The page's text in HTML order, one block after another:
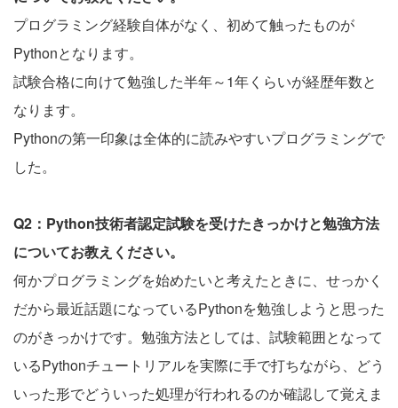
プログラミング経験自体がなく、初めて触ったものが
Pythonとなります。
試験合格に向けて勉強した半年～1年くらいが経歴年数と
なります。
Pythonの第一印象は全体的に読みやすいプログラミングで
した。
Q2：Python技術者認定試験を受けたきっかけと勉強方法
についてお教えください。
何かプログラミングを始めたいと考えたときに、せっかく
だから最近話題になっているPythonを勉強しようと思った
のがきっかけです。勉強方法としては、試験範囲となって
いるPythonチュートリアルを実際に手で打ちながら、どう
いった形でどういった処理が行われるのか確認して覚えま